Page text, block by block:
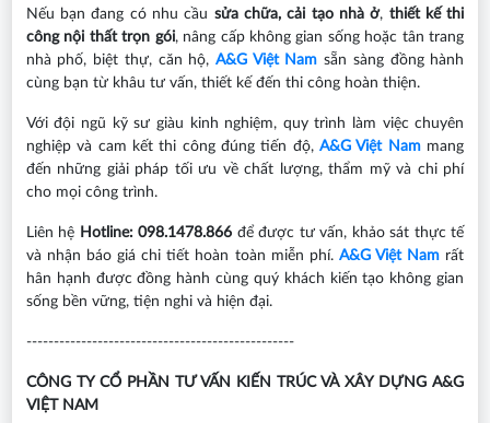
Nếu bạn đang có nhu cầu sửa chữa, cải tạo nhà ở, thiết kế thi
công nội thất trọn gói, nâng cấp không gian sống hoặc tân trang
nhà phố, biệt thự, căn hộ, A&G Việt Nam sẵn sàng đồng hành
cùng bạn từ khâu tư vấn, thiết kế đến thi công hoàn thiện.
Với đội ngũ kỹ sư giàu kinh nghiệm, quy trình làm việc chuyên
nghiệp và cam kết thi công đúng tiến độ,A&G Việt Nammang
đến những giải pháp tối ưu về chất lượng, thẩm mỹ và chi phí
cho mọi công trình.
Liên hệ Hotline: 098.1478.866 để được tư vấn, khảo sát thực tế
và nhận báo giá chi tiết hoàn toàn miễn phí. A&G Việt Nam rất
hân hạnh được đồng hành cùng quý khách kiến tạo không gian
sống bền vững, tiện nghi và hiện đại.
-------------------------------------------------
CÔNG TY CỔ PHẦN TƯ VẤN KIẾN TRÚC VÀ XÂY DỰNG A&G
VIỆT NAM